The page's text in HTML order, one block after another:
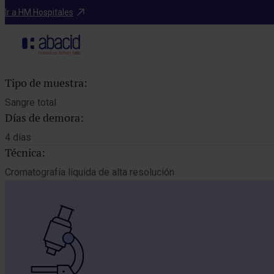
Ir a HM Hospitales
Catálogo de pruebas
Tipo de muestra:
Sangre total
Días de demora:
4 días
Técnica:
Cromatografía líquida de alta resolución